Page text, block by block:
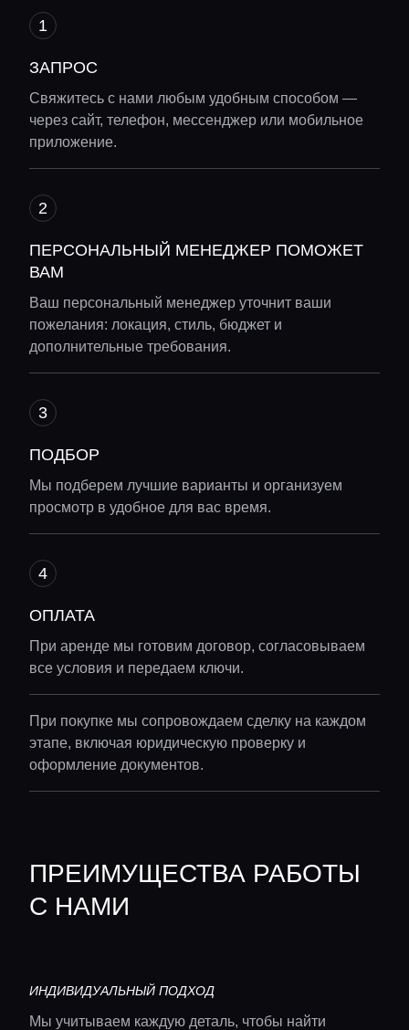
ЗАПРОС
Свяжитесь с нами любым удобным способом —
через сайт, телефон, мессенджер или мобильное
приложение.
ПЕРСОНАЛЬНЫЙ МЕНЕДЖЕР ПОМОЖЕТ
ВАМ
Ваш персональный менеджер уточнит ваши
пожелания: локация, стиль, бюджет и
дополнительные требования.
ПОДБОР
Мы подберем лучшие варианты и организуем
просмотр в удобное для вас время.
ОПЛАТА
При аренде мы готовим договор, согласовываем
все условия и передаем ключи.
При покупке мы сопровождаем сделку на каждом
этапе, включая юридическую проверку и
оформление документов.
ПРЕИМУЩЕСТВА РАБОТЫ
С НАМИ
ИНДИВИДУАЛЬНЫЙ ПОДХОД
Мы учитываем каждую деталь, чтобы найти